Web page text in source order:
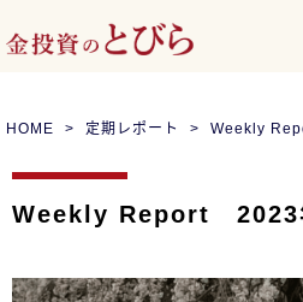
HOME 定期レポート Weekly
Weekly Report 2023